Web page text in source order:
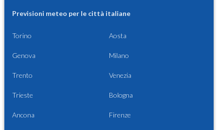
Previsioni meteo per le città italiane
Torino Aosta
Genova Milano
Trento Venezia
Trieste Bologna
Ancona Firenze